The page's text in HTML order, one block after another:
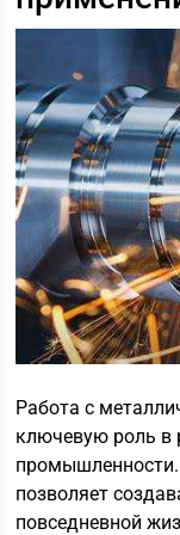
Работа с
ключевую роль в
позволяет
повседневной